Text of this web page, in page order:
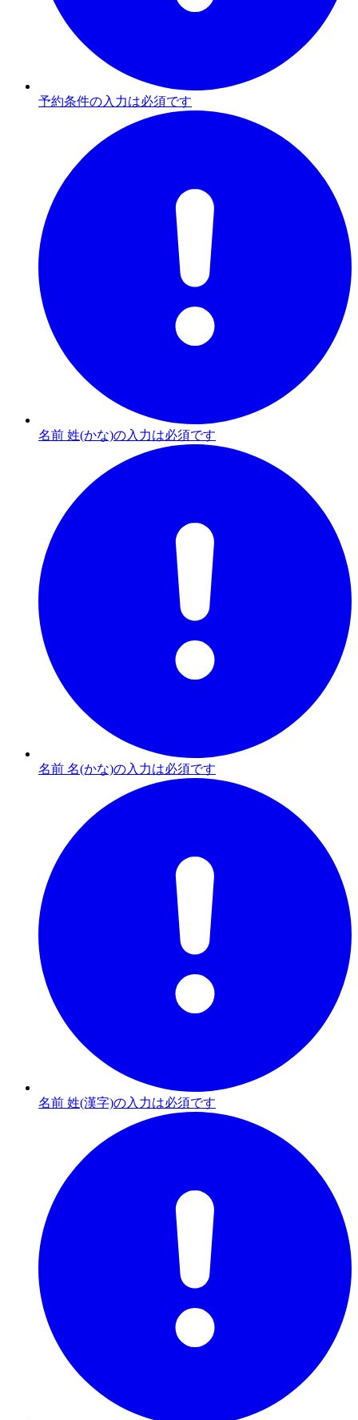
予約条件の入力は必須です
名前 姓(かな)の入力は必須です
名前 名(かな)の入力は必須です
名前 姓(漢字)の入力は必須です